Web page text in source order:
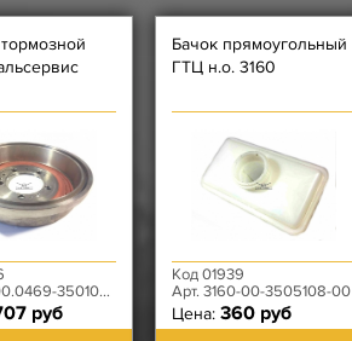
3501070
руб
Бачок прямоугольный
ГТЦ н.о. 3160
Код 01939
Арт. 3160-00-3505108-00
Цена: 360 руб